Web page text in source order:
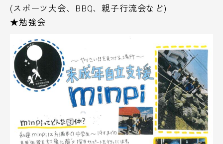
(スポーツ大会、BBQ、親子行流会など)
★勉強会